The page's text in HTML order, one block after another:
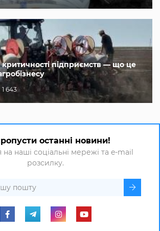
критичності підприємств — що це
1 643
останні новини!
на наші соціальні мережі та e-mail
розсилку.